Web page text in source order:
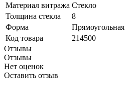
Материал витража Стекло
Толщина стекла
8
Форма
Прямоугольная
Код товара
214500
Отзывы
Отзывы
Нет оценок
Оставить отзыв